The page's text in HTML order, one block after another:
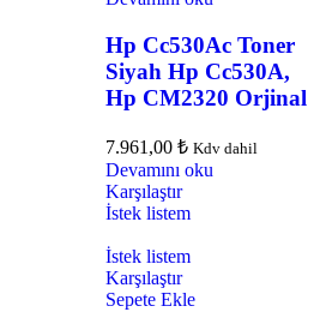
Hp Cc530Ac Toner
Siyah Hp Cc530A,
Hp CM2320 Orjinal
7.961,00 ₺ Kdv dahil
Devamını oku
Karşılaştır
İstek listem
İstek listem
Karşılaştır
Sepete Ekle